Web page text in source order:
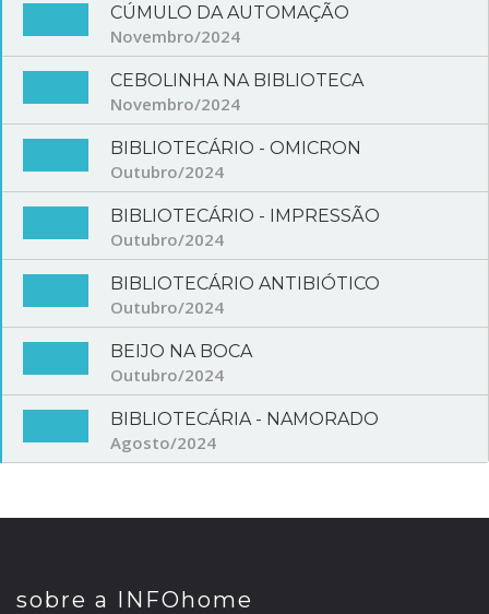
CÚMULO DA AUTOMAÇÃO
Novembro/2024
CEBOLINHA NA BIBLIOTECA
Novembro/2024
BIBLIOTECÁRIO - OMICRON
Outubro/2024
BIBLIOTECÁRIO - IMPRESSÃO
Outubro/2024
BIBLIOTECÁRIO ANTIBIÓTICO
Outubro/2024
BEIJO NA BOCA
Outubro/2024
BIBLIOTECÁRIA - NAMORADO
Agosto/2024
sobre a INFOhome